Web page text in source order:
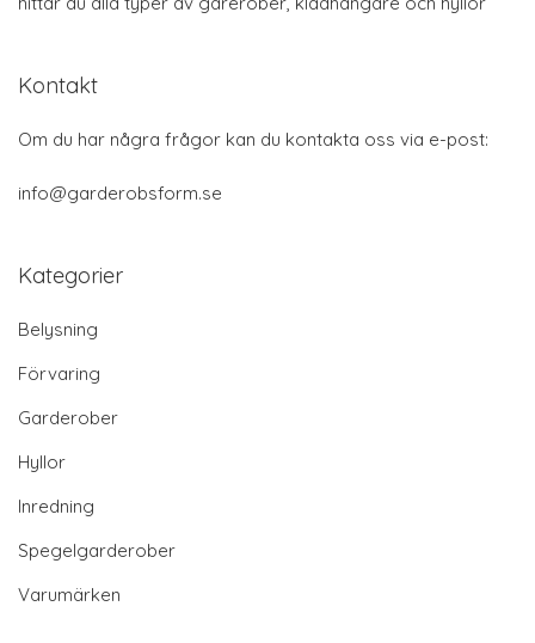
Kontakt
Om du har några frågor kan du kontakta oss via e-post:
info@garderobsform.se
Kategorier
Belysning
Förvaring
Garderober
Hyllor
Inredning
Spegelgarderober
Varumärken